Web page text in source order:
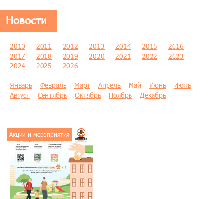
Новости
2010 2011 2012 2013 2014 2015
2016
2017
2018 2019 2020 2021 2022
2023
2024
2025 2026
Январь Февраль Март Апрель Май Июнь
Июль
Август
Сентябрь Октябрь Ноябрь Декабрь
Акции и мероприятия